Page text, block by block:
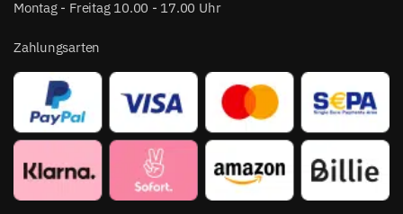
Montag - Freitag 10.00 - 17.00 Uhr
Zahlungsarten